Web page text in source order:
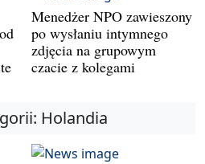
Menedżer NPO zawieszony
po wysłaniu intymnego
zdjęcia na grupowym
czacie z kolegami
Holandia